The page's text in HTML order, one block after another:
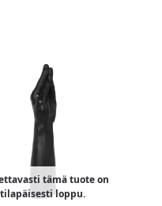
tämä tuote on
tilapäisesti loppu.